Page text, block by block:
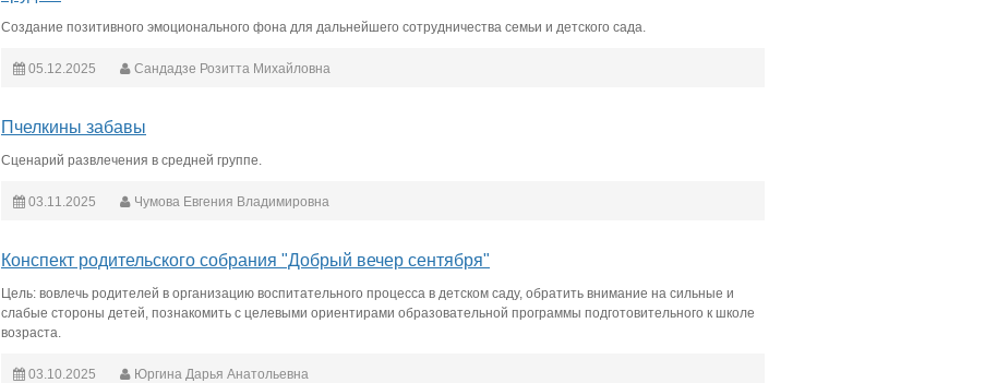
Создание позитивного эмоционального фона для дальнейшего сотрудничества семьи и детского сада.
05.12.2025 Сандадзе Розитта Михайловна
Пчелкины забавы
Сценарий развлечения в средней группе.
03.11.2025 Чумова Евгения Владимировна
Конспект родительского собрания "Добрый вечер сентября"
Цель: вовлечь родителей в организацию воспитательного процесса в детском саду, обратить внимание на сильные и
слабые стороны детей, познакомить с целевыми ориентирами образовательной программы подготовительного к школе
возраста.
03.10.2025 Юргина Дарья Анатольевна